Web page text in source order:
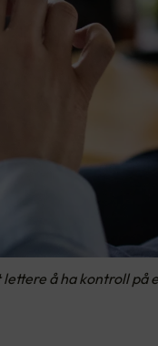
å ha kontroll på